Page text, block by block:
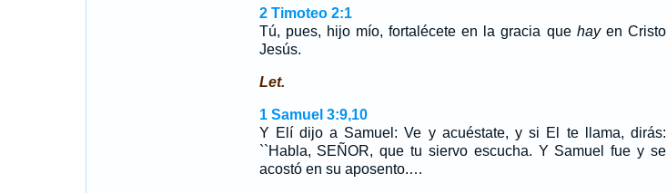
2 Timoteo 2:1
Tú, pues, hijo mío, fortalécete en la gracia que hayen Cristo
Jesús.
Let.
1 Samuel 3:9,10
Y Elí dijo a Samuel: Ve y acuéstate, y si El te llama, dirás:
``Habla, SEÑOR, que tu siervo escucha. Y Samuel fue y se
acostó en su aposento.…